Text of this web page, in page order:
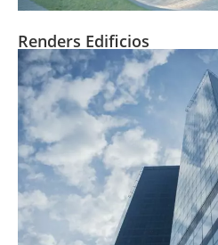
Renders Edificios